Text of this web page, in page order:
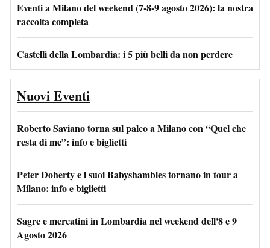
Eventi a Milano del weekend (7-8-9 agosto 2026): la nostra
raccolta completa
Castelli della Lombardia: i 5 più belli da non perdere
Nuovi Eventi
Roberto Saviano torna sul palco a Milano con “Quel che
resta di me”: info e biglietti
Peter Doherty e i suoi Babyshambles tornano in tour a
Milano: info e biglietti
Sagre e mercatini in Lombardia nel weekend dell'8 e 9
Agosto 2026